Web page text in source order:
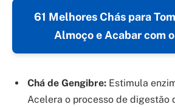
61 Melhores Chás para
Almoço e Acabar com
Chá de Gengibre: Estimula
Acelera o processo de digestão